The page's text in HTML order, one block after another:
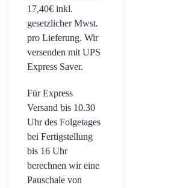
17,40€ inkl.
gesetzlicher Mwst.
pro Lieferung. Wir
versenden mit UPS
Express Saver.
Für Express
Versand bis 10.30
Uhr des Folgetages
bei Fertigstellung
bis 16 Uhr
berechnen wir eine
Pauschale von